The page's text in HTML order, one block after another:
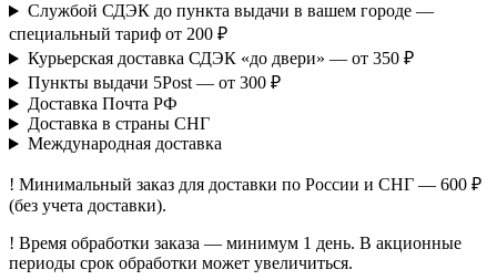
Службой СДЭК до пункта выдачи в вашем городе —
специальный тариф от 200 ₽
Курьерская доставка СДЭК «до двери» — от 350 ₽
Пункты выдачи 5Post — от 300 ₽
Доставка Почта РФ
Доставка в страны СНГ
Международная доставка
! Минимальный заказ для доставки по России и СНГ — 600 ₽
(без учета доставки).
! Время обработки заказа — минимум 1 день. В акционные
периоды срок обработки может увеличиться.